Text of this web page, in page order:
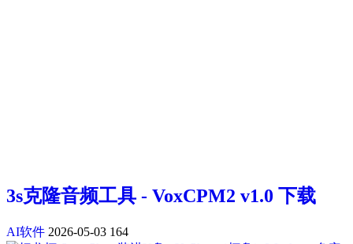
3s克隆音频工具 - VoxCPM2 v1.0 下载
AI软件 2026-05-03 164